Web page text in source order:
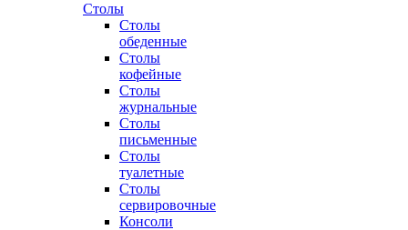
Столы
Столы
обеденные
Столы
кофейные
Столы
журнальные
Столы
письменные
Столы
туалетные
Столы
сервировочные
Консоли